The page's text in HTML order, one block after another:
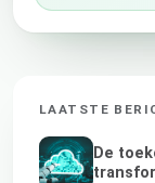
LAATSTE
De